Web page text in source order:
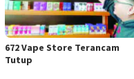
672 Vape Store Terancam
Tutup